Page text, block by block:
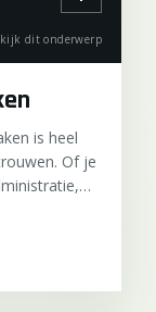
dit onderwerp
is heel
Of je
we klaar